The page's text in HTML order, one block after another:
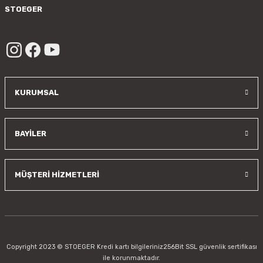
STOEGER
KURUMSAL
BAYİLER
MÜŞTERİ HİZMETLERİ
Copyright 2023 © STOEGER Kredi kartı bilgileriniz256Bit SSL güvenlik sertifikası
ile korunmaktadır.